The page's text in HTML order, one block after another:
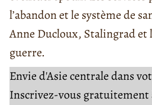
l’abandon et le système de
Anne Ducloux, Stalingrad et
guerre.
Envie d'Asie centrale dans
Inscrivez-vous